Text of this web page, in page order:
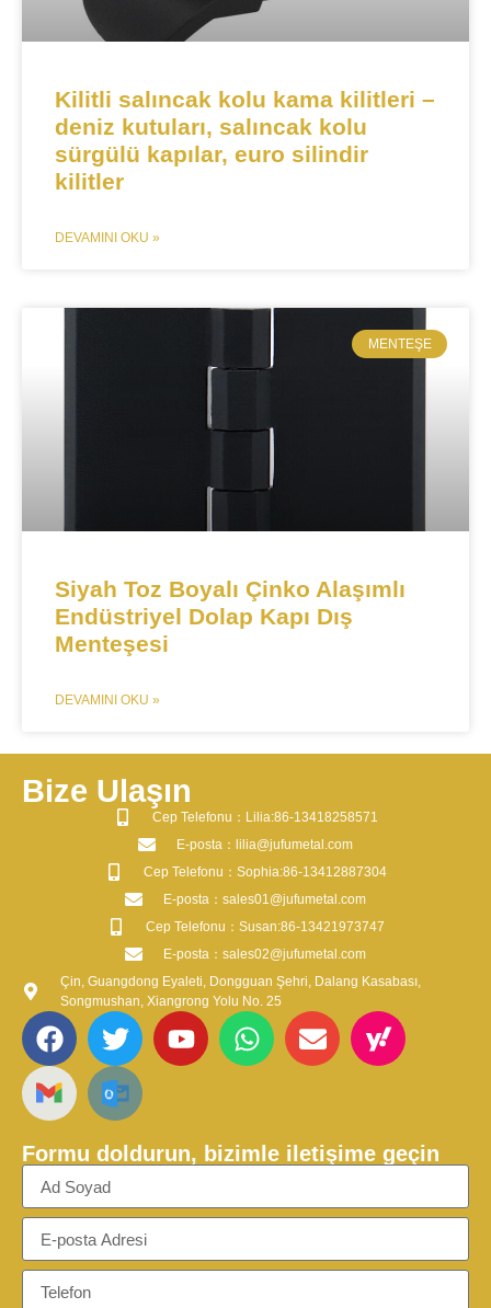
Kilitli salıncak kolu kama kilitleri –
deniz kutuları, salıncak kolu
sürgülü kapılar, euro silindir
kilitler
DEVAMINI OKU »
MENTEŞE​
​​​​​​Siyah Toz Boyalı Çinko Alaşımlı
Endüstriyel Dolap Kapı Dış
Menteşesi
DEVAMINI OKU »
Bize Ulaşın
​Cep Telefonu：Lilia:86-13418258571
​E-posta​：lilia@jufumetal.com
​Cep Telefonu：Sophia:86-13412887304
​E-posta​：sales01@jufumetal.com
​Cep Telefonu：Susan:86-13421973747
​E-posta​：sales02@jufumetal.com
Çin, Guangdong Eyaleti, Dongguan Şehri, Dalang Kasabası,
Songmushan, Xiangrong Yolu No. 25
Formu doldurun, bizimle iletişime geçin